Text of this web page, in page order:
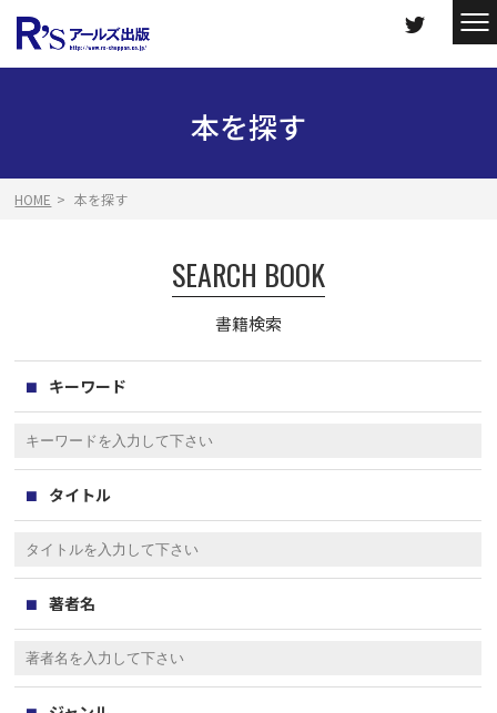
本を探す
HOME 本を探す
SEARCH BOOK
書籍検索
キーワード
タイトル
著者名